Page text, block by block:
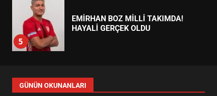
5
EMİRHAN BOZ MİLLİ TAKIMDA!
HAYALİ GERÇEK OLDU
EDREMİT’TE 19 MAYIS COŞKUSU
MEYDANLARA TAŞTI
GÜNÜN OKUNANLARI